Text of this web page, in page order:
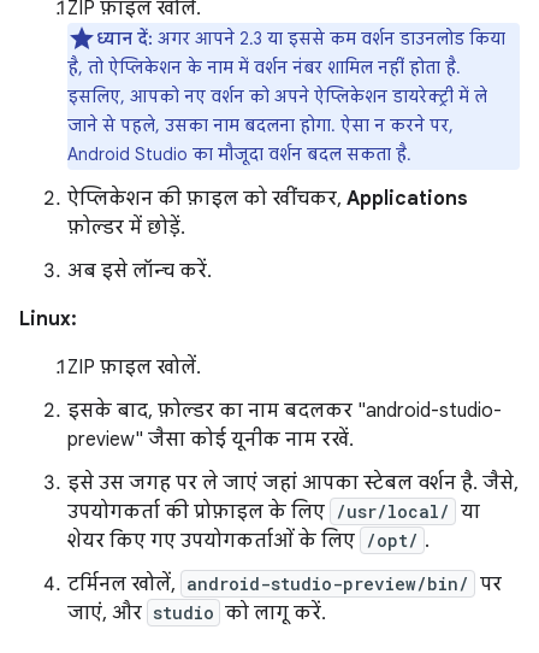
ZIP फ़ाइल खोलें.
ध्यान दें: अगर आपने 2.3 या इससे कम वर्शन डाउनलोड किया
है, तो ऐप्लिकेशन के नाम में वर्शन नंबर शामिल नहीं होता है.
इसलिए, आपको नए वर्शन को अपने ऐप्लिकेशन डायरेक्ट्री में ले
जाने से पहले, उसका नाम बदलना होगा. ऐसा न करने पर,
Android Studio का मौजूदा वर्शन बदल सकता है.
ऐप्लिकेशन की फ़ाइल को खींचकर, Applications
फ़ोल्डर में छोड़ें.
अब इसे लॉन्च करें.
Linux:
ZIP फ़ाइल खोलें.
इसके बाद, फ़ोल्डर का नाम बदलकर "android-studio-
preview" जैसा कोई यूनीक नाम रखें.
इसे उस जगह पर ले जाएं जहां आपका स्टेबल वर्शन है. जैसे,
उपयोगकर्ता की प्रोफ़ाइल के लिए /usr/local/ या
शेयर किए गए उपयोगकर्ताओं के लिए /opt/ .
टर्मिनल खोलें, android-studio-preview/bin/ पर
जाएं, और studio को लागू करें.